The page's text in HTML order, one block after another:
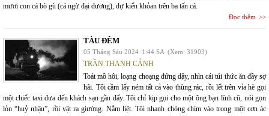
mươi con cá bò gù (cá ngừ đại dương), dự kiến khỏan trên ba tấn cá.
Đọc thêm
TÀU ĐÊM
05 Tháng Sáu 2024 1:44 SA (Xem: 31903)
TRẦN THANH CẢNH
Toát mồ hôi, loạng choạng đứng dậy, nhìn cái túi thức ăn đầy sợ
hãi. Tôi cầm lấy ném tất cả vào thùng rác, rồi lết trên vỉa hè gọi
một chiếc taxi đưa đến khách sạn gần đấy. Tôi chỉ kịp gọi cho một ông bạn lính cũ, nói gọn
lỏn “huỷ nhậu”, rồi vật ra giường. Nằm liệt. Tôi nhanh chóng chìm vào trong một cơn ác